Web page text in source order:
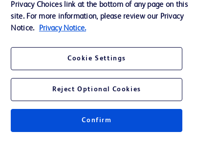
Cookie Preferences
プライバシーポリシー
© 2026 BD. All rights reserved. BD and the BD Logo are trademarks of
Becton, Dickinson and Company. All other trademarks are the property of
Privacy Choices link at the bottom of any page on this
site. For more information, please review our Privacy
Notice.
Privacy Notice.
Cookie Settings
Reject Optional Cookies
Confirm